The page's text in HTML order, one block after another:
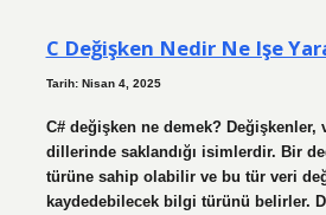
C Değişken Nedir Ne Işe
Tarih: Nisan 4, 2025
C# değişken ne demek?
dillerinde saklandığı isimlerdir. Bir
türüne sahip olabilir ve bu tür veri
kaydedebilecek bilgi türünü belirler.